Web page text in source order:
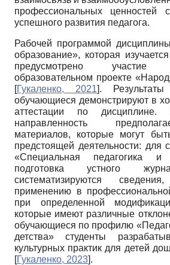
профессиональных ценностей
успешного развития педагога.
Рабочей программой
образование», которая
предусмотрено
образовательном проекте
[Гукаленко, 2021].
обучающиеся демонстрируют в
аттестации по дисциплине.
направленность
материалов, которые могут
предстоящей деятельности: для
«Специальная педагогика
подготовка устного
систематизируются
применению в
при определенной
которые имеют различные
обучающиеся по профилю
детства» студенты
культурных практик для детей
[Гукаленко, 2023].